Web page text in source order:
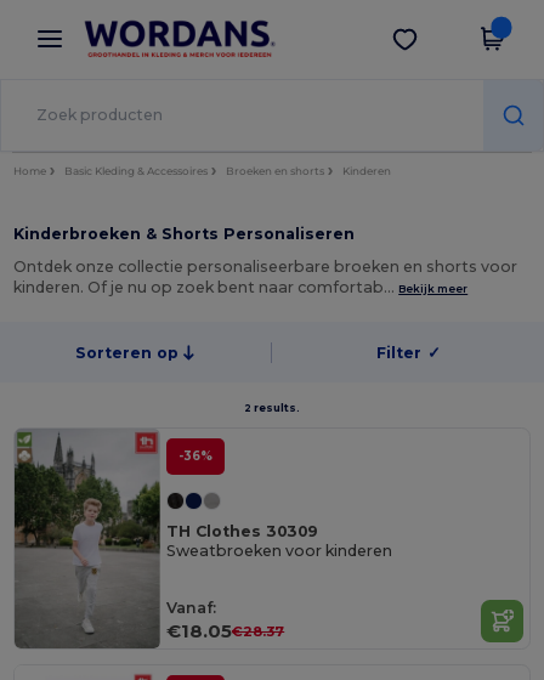
× Wordans-app
Betere prijzen in de app!
Download app
Home Basic Kleding & Accessoires Broeken en shorts Kinderen
Kinderbroeken & Shorts Personaliseren
Ontdek onze collectie personaliseerbare broeken en shorts voor
kinderen. Of je nu op zoek bent naar comfortab… Bekijk meer
Sorteren op Filter ✓
2 results.
-36%
TH Clothes 30309
Sweatbroeken voor kinderen
Vanaf:
€18.05€28.37